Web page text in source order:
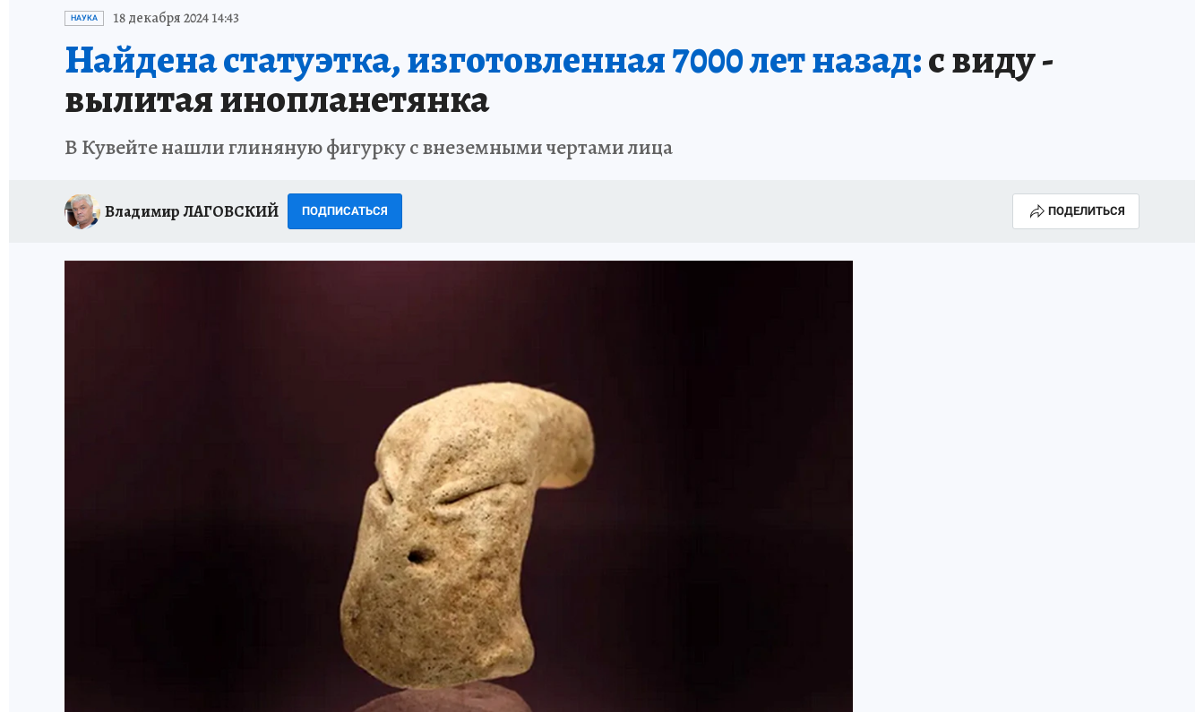
ИСПЫТАНО НА СЕБЕ
НАУКА 18 декабря 2024 14:43
Найдена статуэтка, изготовленная 7000 лет назад:с виду -
вылитая инопланетянка
В Кувейте нашли глиняную фигурку с внеземными чертами лица
Владимир ЛАГОВСКИЙ ПОДПИСАТЬСЯ ПОДЕЛИТЬСЯ